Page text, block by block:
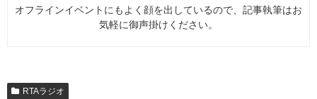
オフラインイベントにもよく顔を出しているので、記事執筆はお
気軽に御声掛けください。
RTAラジオ